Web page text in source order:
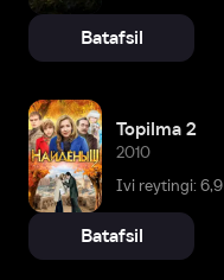
Batafsil
Topilma 2
2010
Ivi reytingi: 6,9
Batafsil